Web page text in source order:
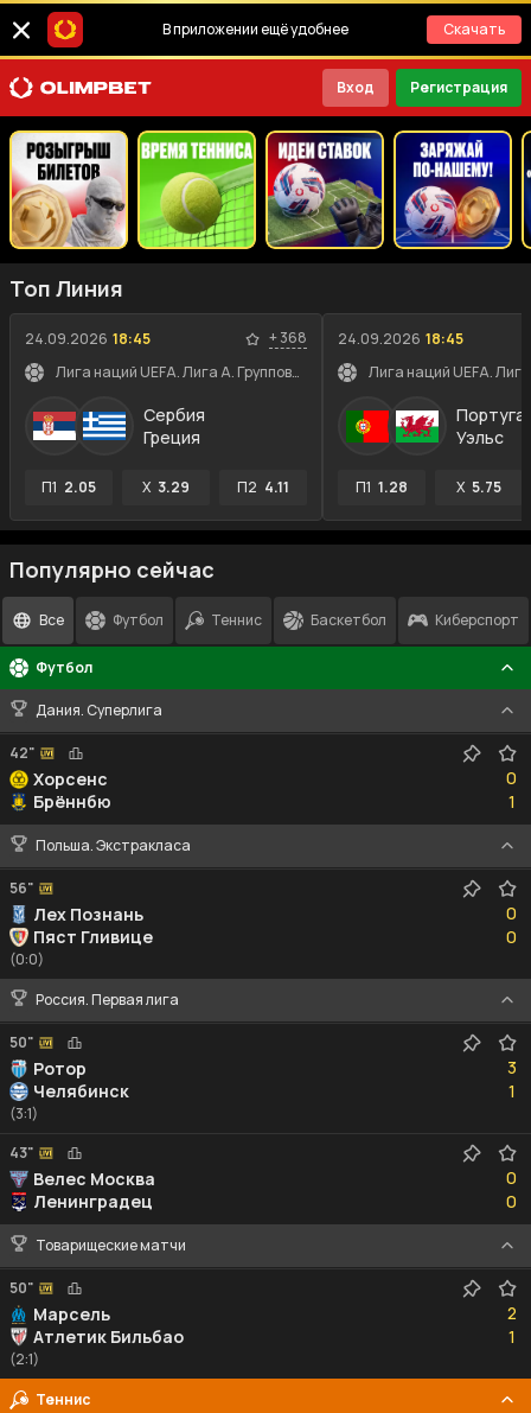
В приложении ещё удобнее Скачать
Вход Регистрация
Топ Линия
24.09.2026 18:45 +368
Лига наций UEFA. Лига A. Групповой этап
Сербия
Греция
П1 2.05 X 3.29 П2 4.11
24.09.2026 18:45
Уэльс
П1 1.28 X 5.75
Популярно сейчас
Все Футбол Теннис Баскетбол Киберспорт
Футбол
Дания. Суперлига
42"
Хорсенс
Брённбю
0
0
1
1
Польша. Экстракласа
56"
Лех Познань
Пяст Гливице
0
0
0
0
(0:0)
Россия. Первая лига
50"
Ротор
Челябинск
3
3
1
1
(3:1)
43"
Велес Москва
Ленинградец
0
0
0
0
Товарищеские матчи
50"
Марсель
Атлетик Бильбао
2
2
1
1
(2:1)
Теннис